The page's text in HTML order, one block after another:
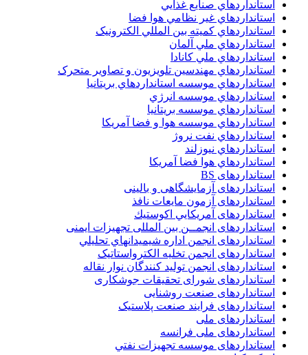
استانداردهاي صنايع غذايي
استانداردهاي غير نظامي هوا فضا
استانداردهاي کميته بين المللي الکترونيک
استانداردهاي ملي آلمان
استانداردهاي ملي کانادا
استانداردهاي مهندسين تلويزيون و تصاوير متحرک
استانداردهاي موسسه استانداردهاي بريتانيا
استانداردهاي موسسه انرژي
استانداردهاي موسسه بريتانيا
استانداردهاي موسسه هوا و فضا آمريکا
استانداردهاي نفت نروژ
استانداردهاي نيوزلند
استانداردهاي هوا فضا آمريکا
استانداردهای BS
استانداردهای آزمایشگاهی و بالینی
استانداردهای آزمون مایعات نافذ
استانداردهای آمريكايي اكوستيك
استانداردهای انجمــن بين المللى تجهيزات ايمنى
استانداردهای انجمن اداره شيميدانهاي تحليلي
استانداردهای انجمن تخليه الکترواستاتيک
استانداردهای انجمن توليد کنندگان نوار نقاله
استانداردهای شورای تحقیقات جوشکاری
استانداردهای صنعت روشنایی
استانداردهای فرايند صنعت پلاستيک
استانداردهای ملی
استانداردهای ملی فرانسه
استانداردهای موسسه تجهيزات نفتي